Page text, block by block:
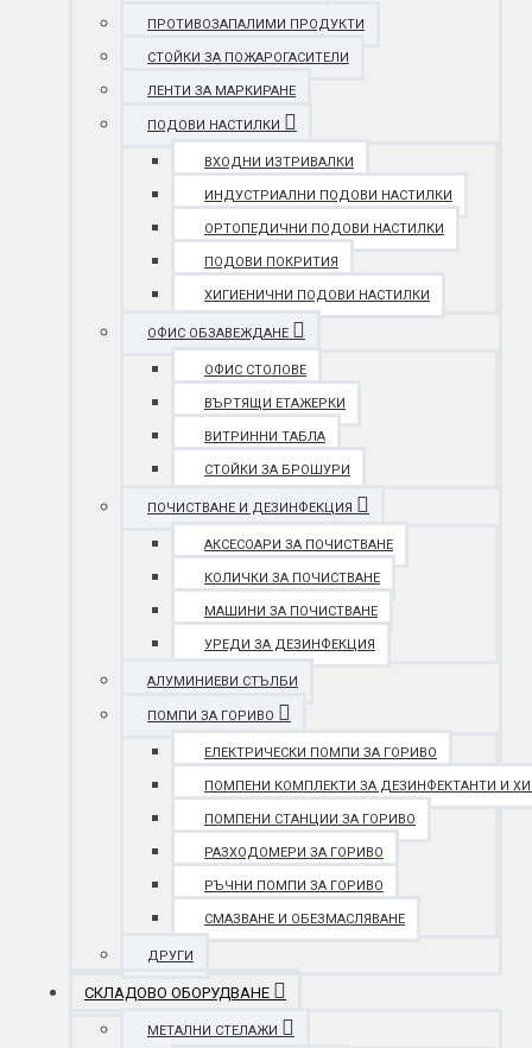
ПРОТИВОЗАПАЛИМИ ПРОДУКТИ
СТОЙКИ ЗА ПОЖАРОГАСИТЕЛИ
ЛЕНТИ ЗА МАРКИРАНЕ
ПОДОВИ НАСТИЛКИ
ВХОДНИ ИЗТРИВАЛКИ
ИНДУСТРИАЛНИ ПОДОВИ НАСТИЛКИ
ОРТОПЕДИЧНИ ПОДОВИ НАСТИЛКИ
ПОДОВИ ПОКРИТИЯ
ХИГИЕНИЧНИ ПОДОВИ НАСТИЛКИ
ОФИС ОБЗАВЕЖДАНЕ
ОФИС СТОЛОВЕ
ВЪРТЯЩИ ЕТАЖЕРКИ
ВИТРИННИ ТАБЛА
СТОЙКИ ЗА БРОШУРИ
ПОЧИСТВАНЕ И ДЕЗИНФЕКЦИЯ
АКСЕСОАРИ ЗА ПОЧИСТВАНЕ
КОЛИЧКИ ЗА ПОЧИСТВАНЕ
МАШИНИ ЗА ПОЧИСТВАНЕ
УРЕДИ ЗА ДЕЗИНФЕКЦИЯ
АЛУМИНИЕВИ СТЪЛБИ
ПОМПИ ЗА ГОРИВО
ЕЛЕКТРИЧЕСКИ ПОМПИ ЗА ГОРИВО
ПОМПЕНИ КОМПЛЕКТИ ЗА ДЕЗИНФЕКТАНТИ И
ПОМПЕНИ СТАНЦИИ ЗА ГОРИВО
РАЗХОДОМЕРИ ЗА ГОРИВО
РЪЧНИ ПОМПИ ЗА ГОРИВО
СМАЗВАНЕ И ОБЕЗМАСЛЯВАНЕ
ДРУГИ
СКЛАДОВО ОБОРУДВАНЕ
МЕТАЛНИ СТЕЛАЖИ